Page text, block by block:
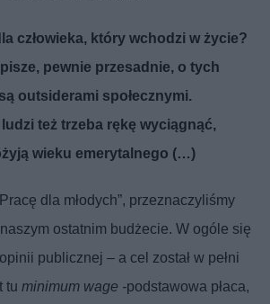
człowieka, który wchodzi w życie?
pewnie przesadnie, o tych
outsiderami społecznymi.
też trzeba rękę wyciągnąć,
wieku emerytalnego (…)
dla młodych”, przeznaczyliśmy
ostatnim budżecie. W ogóle się
publicznej – a cel został w pełni
tu minimum wage -podstawowa płaca,